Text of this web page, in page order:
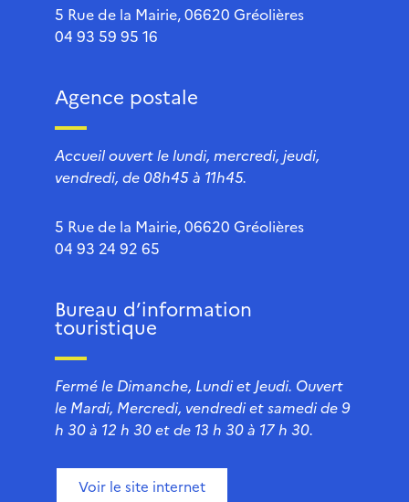
5 Rue de la Mairie, 06620 Gréolières
04 93 59 95 16
Agence postale
Accueil ouvert le lundi, mercredi, jeudi,
vendredi, de 08h45 à 11h45.
5 Rue de la Mairie, 06620 Gréolières
04 93 24 92 65
Bureau d’information
touristique
Fermé le Dimanche, Lundi et Jeudi. Ouvert
le Mardi, Mercredi, vendredi et samedi de 9
h 30 à 12 h 30 et de 13 h 30 à 17 h 30.
Voir le site internet